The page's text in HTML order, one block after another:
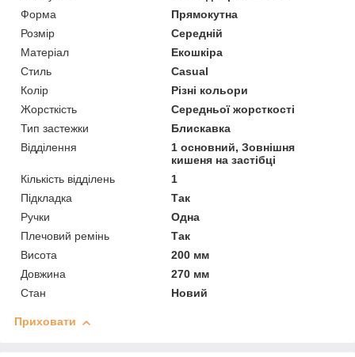
Форма
Прямокутна
Розмір
Середній
Матеріал
Екошкіра
Стиль
Casual
Колір
Різні кольори
Жорсткість
Середньої жорсткості
Тип застежки
Блискавка
Відділення
1 основний, Зовнішня
кишеня на застібці
Кількість відділень
1
Підкладка
Так
Ручки
Одна
Плечовий ремінь
Так
Висота
200 мм
Довжина
270 мм
Стан
Новий
Приховати